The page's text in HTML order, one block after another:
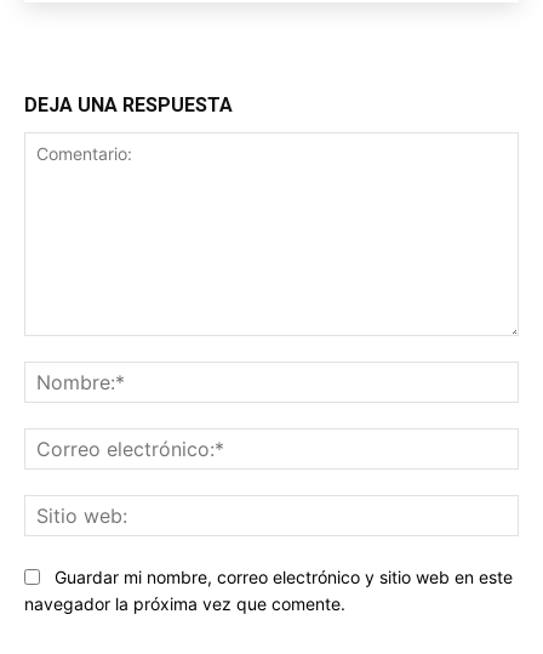
DEJA UNA RESPUESTA
Guardar mi nombre, correo electrónico y sitio web en este
navegador la próxima vez que comente.